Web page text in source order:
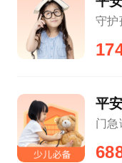
守护
平
门急